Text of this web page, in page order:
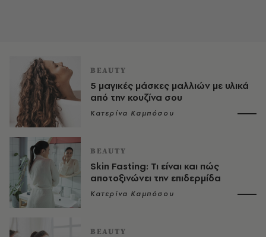
BEAUTY
5 μαγικές μάσκες μαλλιών με υλικά
από την κουζίνα σου
Κατερίνα Καμπόσου
BEAUTY
Skin Fasting: Τι είναι και πώς
αποτοξινώνει την επιδερμίδα
Κατερίνα Καμπόσου
BEAUTY